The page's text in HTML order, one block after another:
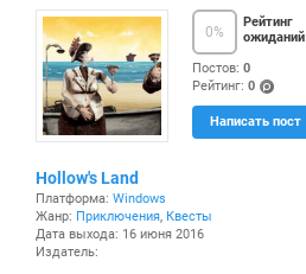
0%
Рейтинг
ожиданий
Постов: 0
Рейтинг: 0
(po
ints
)
Написать пост
Hollow's Land
Платформа: Windows
Жанр: Приключения Квесты
Дата выхода: 16 июня 2016
Издатель: